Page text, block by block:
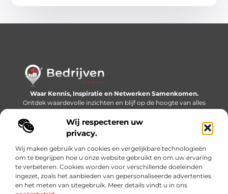
Wij respecteren uw
privacy.
Wij maken gebruik van cookies en vergelijkbare technologieën
om te begrijpen hoe u onze website gebruikt en om uw ervaring
te verbeteren. Cookies worden voor verschillende doeleinden
ingezet, zoals het aanbieden van gepersonaliseerde advertenties
en het meten van sitegebruik. Meer details vindt u in ons
Waar Kennis, Inspiratie en Netwerken Samenkomen.
Ontdek waardevolle inzichten en blijf op de hoogte van alles
wat er speelt in de wereld.
Bericht categorie
Onze informatie